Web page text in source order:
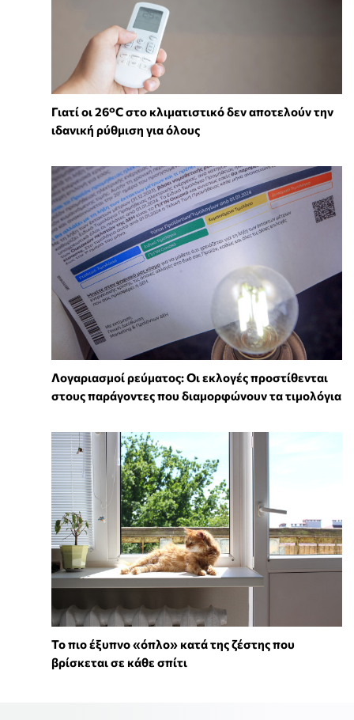
Γιατί οι 26°C στο κλιματιστικό δεν αποτελούν την
ιδανική ρύθμιση για όλους
Λογαριασμοί ρεύματος: Οι εκλογές προστίθενται
στους παράγοντες που διαμορφώνουν τα τιμολόγια
To πιο έξυπνο «όπλο» κατά της ζέστης που
βρίσκεται σε κάθε σπίτι